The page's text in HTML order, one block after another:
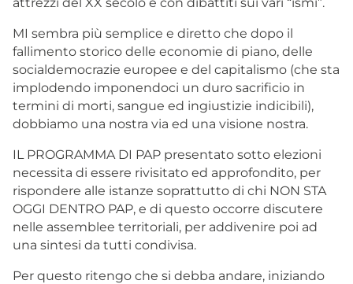
MI sembra più semplice e diretto che dopo il
fallimento storico delle economie di piano, delle
socialdemocrazie europee e del capitalismo (che sta
implodendo imponendoci un duro sacrificio in
termini di morti, sangue ed ingiustizie indicibili),
dobbiamo una nostra via ed una visione nostra.
IL PROGRAMMA DI PAP presentato sotto elezioni
necessita di essere rivisitato ed approfondito, per
rispondere alle istanze soprattutto di chi NON STA
OGGI DENTRO PAP, e di questo occorre discutere
nelle assemblee territoriali, per addivenire poi ad
una sintesi da tutti condivisa.
Per questo ritengo che si debba andare, iniziando